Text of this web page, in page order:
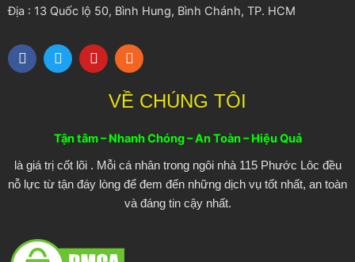
Địa : 13 Quốc lộ 50, Bình Hung, Bình Chánh, TP. HCM
F
a
T
w
r
Y
o
e
R
s
VỀ CHÚNG TÔI
Tận tâm – Nhanh Chóng – An Toàn – Hiệu Quả
là giá trị cốt lõi . Mỗi cá nhân trong ngôi nhà 115 Phước Lôc đều
nỗ lực từ tận đáy lòng để đem đến những dịch vụ tốt nhất, an toàn
và đáng tin cậy nhất.